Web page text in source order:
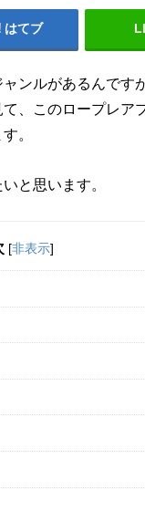
はてブ
ンルがあるんです
、このロープレア
。
と思います。
[非表示]